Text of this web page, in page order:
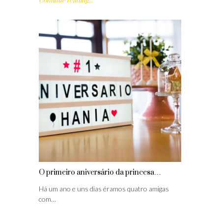
O primeiro aniversário da princesa…
Há um ano e uns dias éramos quatro amigas
com…